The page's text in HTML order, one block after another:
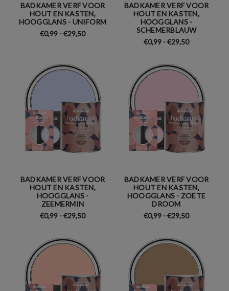
BADKAMER VERF VOOR
HOUT EN KASTEN,
HOOGGLANS - UNIFORM
€0,99 - €29,50
BADKAMER VERF VOOR
HOUT EN KASTEN,
HOOGGLANS -
SCHEMERBLAUW
€0,99 - €29,50
BADKAMER VERF VOOR
HOUT EN KASTEN,
HOOGGLANS -
ZEEMERMIN
€0,99 - €29,50
BADKAMER VERF VOOR
HOUT EN KASTEN,
HOOGGLANS - ZOETE
DROOM
€0,99 - €29,50